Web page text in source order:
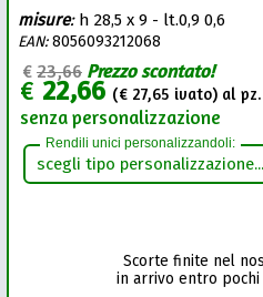
misure: h 28,5 x 9 - lt.0,9 0,6
EAN:8056093212068
€23,66 Prezzo scontato!
€ 22,66 (€ 27,65 ivato) al pz.
senza personalizzazione
Rendili unici personalizzandoli:
Scorte finite nel
in arrivo entro